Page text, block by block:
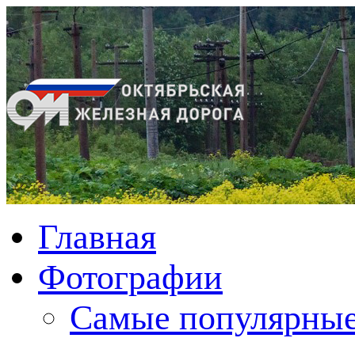
Главная
Фотографии
Cамые